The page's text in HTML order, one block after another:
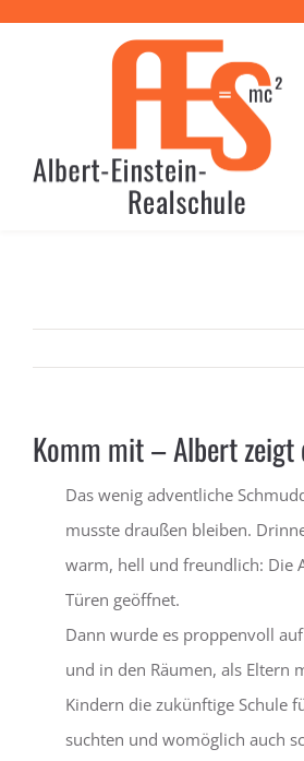
PROFIL
LERNEN
LEBEN
SERVICE
Komm mit – Albert zeigt
Das wenig adventliche
musste draußen bleiben.
warm, hell und freundlich: Die
Türen geöffnet.
Dann wurde es proppenvoll
und in den Räumen, als Eltern
Kindern die zukünftige Schule
suchten und womöglich auch